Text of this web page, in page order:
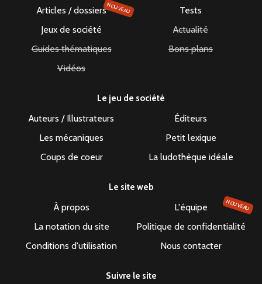
Articles / dossiersNOUVEAU
Tests
Jeux de société
Actualité
Guides thématiques
Bons plans
Vidéos
Le jeu de société
Auteurs / Illustrateurs
Éditeurs
Les mécaniques
Petit lexique
Coups de coeur
La ludothèque idéale
Le site web
À propos L'équipe NOUVEAU
La notation du site
Politique de confidentialité
Conditions d'utilisation
Nous contacter
Suivre le site